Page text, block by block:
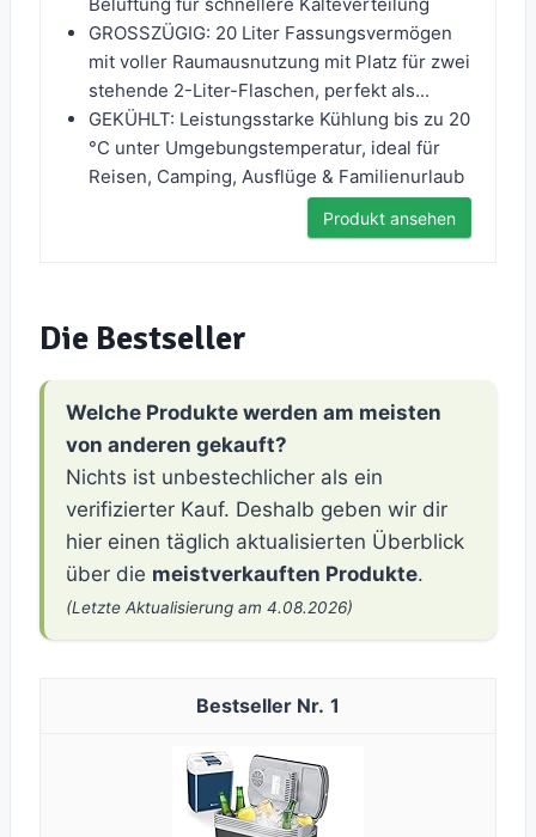
Belüftung für schnellere Kälteverteilung
GROSSZÜGIG: 20 Liter Fassungsvermögen
mit voller Raumausnutzung mit Platz für zwei
stehende 2-Liter-Flaschen, perfekt als...
GEKÜHLT: Leistungsstarke Kühlung bis zu 20
°C unter Umgebungstemperatur, ideal für
Reisen, Camping, Ausflüge & Familienurlaub
Produkt ansehen
Die Bestseller
Welche Produkte werden am meisten
von anderen gekauft?
Nichts ist unbestechlicher als ein
verifizierter Kauf. Deshalb geben wir dir
hier einen täglich aktualisierten Überblick
über die meistverkauften Produkte.
(Letzte Aktualisierung am 4.08.2026)
1